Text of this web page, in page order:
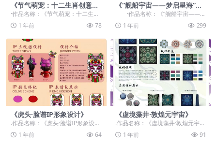
《节气萌宠：十二生肖创意
集》
·作品名称：《节气萌宠：十二生肖
创意集》 ·作品赛道：学生组：自由
主题赛道-”元...
1 年前 78
《“舰船宇宙——梦启星海”鲲
鹏IP形象设计》
·作品名称：《“舰船宇宙——梦
启星海”鲲鹏IP形象设计》 ·作品...
1 年前 299
《虎头·脸谱IP形象设计》
.作品名称：《虎头·脸谱IP形象设
计》 .作品赛道：学生组：命题赛
道-”元宇宙+...
1 年前 64
《虚境藻井·敦煌元宇宙》
.作品名称：《虚境藻井·敦煌元宇
宙》 .作品赛道：学生组：命题赛
道-”元宇宙+非...
1 年前 91